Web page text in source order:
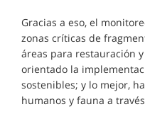
Gracias a eso, el
zonas críticas de
áreas para restauración
orientado la
sostenibles; y lo mejor,
humanos y fauna a